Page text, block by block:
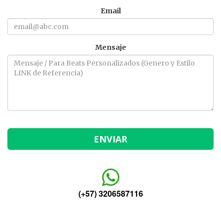
Email
Mensaje
(+57) 3206587116